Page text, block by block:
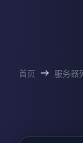
首页 服务器